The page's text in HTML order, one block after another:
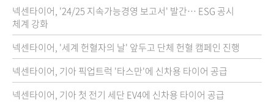
넥센타이어, '24/25 지속가능경영 보고서' 발간… ESG 공시
체계 강화
넥센타이어, '세계 헌혈자의 날' 앞두고 단체 헌혈 캠페인 진행
넥센타이어, 기아 픽업트럭 '타스만'에 신차용 타이어 공급
넥센타이어, 기아 첫 전기 세단 EV4에 신차용 타이어 공급